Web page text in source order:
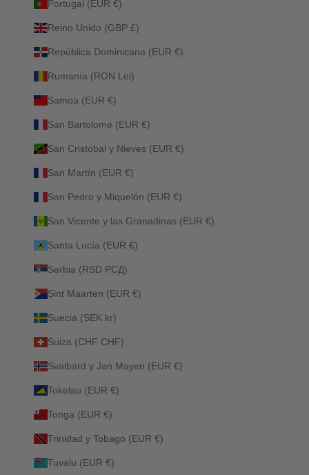
Portugal (EUR €)
Reino Unido (GBP £)
República Dominicana (EUR €)
Rumanía (RON Lei)
Samoa (EUR €)
San Bartolomé (EUR €)
San Cristóbal y Nieves (EUR €)
San Martín (EUR €)
San Pedro y Miquelón (EUR €)
San Vicente y las Granadinas (EUR €)
Santa Lucía (EUR €)
Serbia (RSD РСД)
Sint Maarten (EUR €)
Suecia (SEK kr)
Suiza (CHF CHF)
Svalbard y Jan Mayen (EUR €)
Tokelau (EUR €)
Tonga (EUR €)
Trinidad y Tobago (EUR €)
Tuvalu (EUR €)